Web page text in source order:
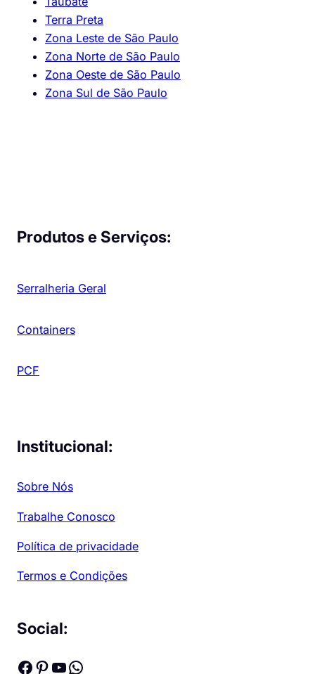
Terra Preta
Zona Leste de São Paulo
Zona Norte de São Paulo
Zona Oeste de São Paulo
Zona Sul de São Paulo
Produtos e Serviços:
Serralheria Geral
Containers
PCF
Institucional:
Sobre Nós
Trabalhe Conosco
Política de privacidade
Termos e Condições
Social:
Facebook Pinterest Youtube WhatsApp